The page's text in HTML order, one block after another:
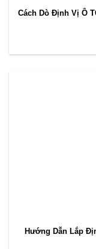
Cách Dò Định Vị Ô
Hướng Dẫn Lắp